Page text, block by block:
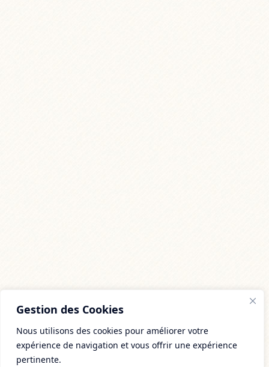
Gestion des Cookies
Nous utilisons des cookies pour améliorer votre
expérience de navigation et vous offrir une expérience
pertinente.